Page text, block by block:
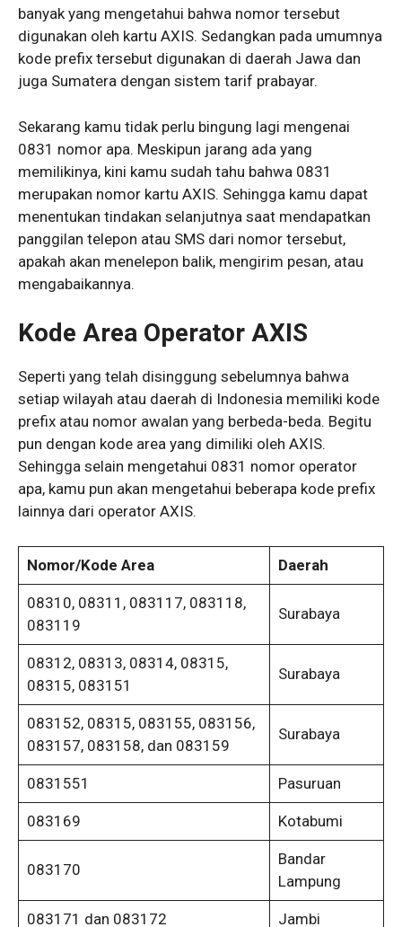
banyak yang mengetahui bahwa nomor tersebut
digunakan oleh kartu AXIS. Sedangkan pada umumnya
kode prefix tersebut digunakan di daerah Jawa dan
juga Sumatera dengan sistem tarif prabayar.
Sekarang kamu tidak perlu bingung lagi mengenai
0831 nomor apa. Meskipun jarang ada yang
memilikinya, kini kamu sudah tahu bahwa 0831
merupakan nomor kartu AXIS. Sehingga kamu dapat
menentukan tindakan selanjutnya saat mendapatkan
panggilan telepon atau SMS dari nomor tersebut,
apakah akan menelepon balik, mengirim pesan, atau
mengabaikannya.
Kode Area Operator AXIS
Seperti yang telah disinggung sebelumnya bahwa
setiap wilayah atau daerah di Indonesia memiliki kode
prefix atau nomor awalan yang berbeda-beda. Begitu
pun dengan kode area yang dimiliki oleh AXIS.
Sehingga selain mengetahui 0831 nomor operator
apa, kamu pun akan mengetahui beberapa kode prefix
lainnya dari operator AXIS.
Nomor/Kode Area Daerah
08310, 08311, 083117, 083118,
083119
Surabaya
08312, 08313, 08314, 08315,
08315, 083151
Surabaya
083152, 08315, 083155, 083156,
083157, 083158, dan 083159
Surabaya
0831551 Pasuruan
083169 Kotabumi
083170
Bandar
Lampung
083171 dan 083172 Jambi